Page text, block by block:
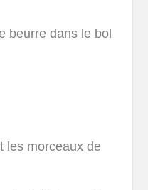
beurre dans le bol
les morceaux de